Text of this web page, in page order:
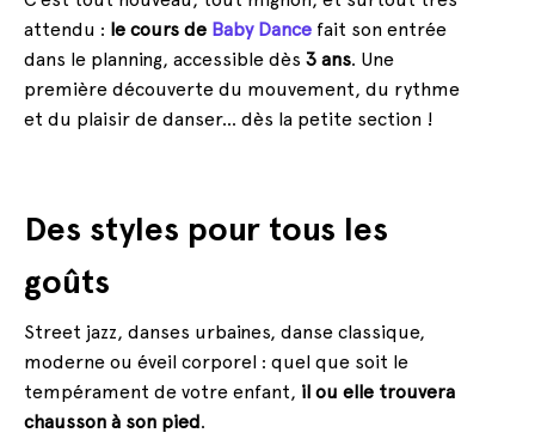
attendu : le cours de Baby Dance fait son entrée
dans le planning, accessible dès 3 ans. Une
première découverte du mouvement, du rythme
et du plaisir de danser… dès la petite section !
Des styles pour tous les
goûts
Street jazz, danses urbaines, danse classique,
moderne ou éveil corporel : quel que soit le
tempérament de votre enfant, il ou elle trouvera
chausson à son pied.